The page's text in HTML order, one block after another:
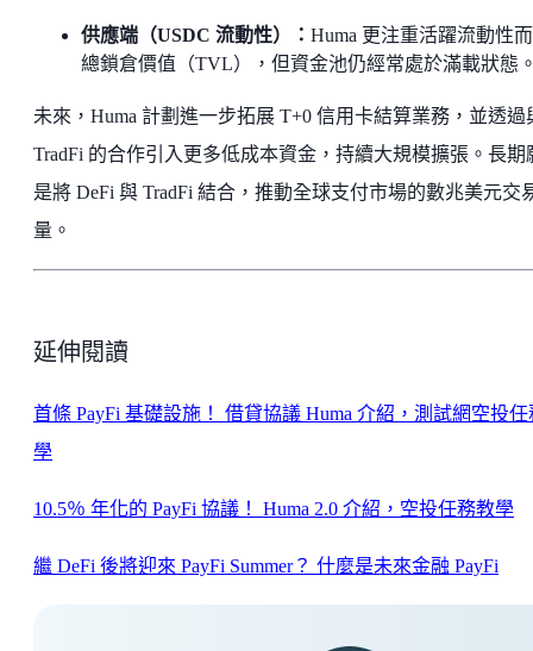
供應端（USDC 流動性）： Huma 更注重活躍流動性
總鎖倉價值（TVL），但資金池仍經常處於滿載狀態
未來，Huma 計劃進一步拓展 T+0 信用卡結算業務，並透過
TradFi 的合作引入更多低成本資金，持續大規模擴張。長期
是將 DeFi 與 TradFi 結合，推動全球支付市場的數兆美元交
量。
延伸閱讀
首條 PayFi 基礎設施！ 借貸協議 Huma 介紹，測試網空投任
學
10.5％ 年化的 PayFi 協議！ Huma 2.0 介紹，空投任務教學
繼 DeFi 後將迎來 PayFi Summer？ 什麼是未來金融 PayFi